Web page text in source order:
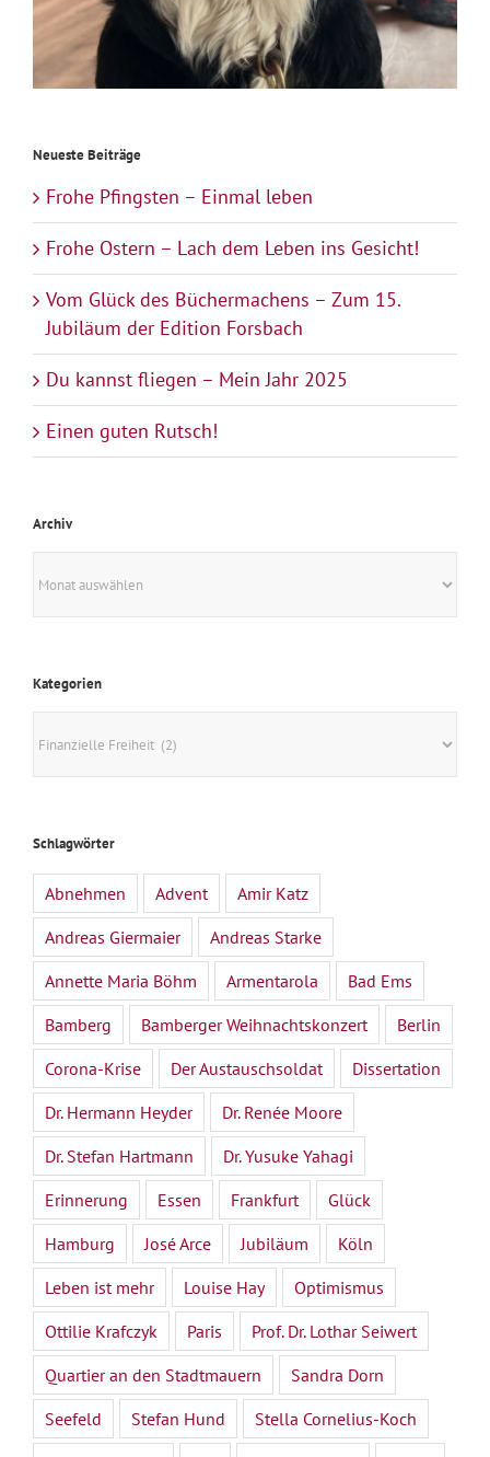
Neueste Beiträge
Frohe Pfingsten – Einmal leben
Frohe Ostern – Lach dem Leben ins Gesicht!
Vom Glück des Büchermachens – Zum 15.
Jubiläum der Edition Forsbach
Du kannst fliegen – Mein Jahr 2025
Einen guten Rutsch!
Archiv
Kategorien
Schlagwörter
Abnehmen Advent
Amir Katz
Andreas Giermaier
Andreas Starke
Annette Maria Böhm
Armentarola
Bad Ems
Bamberg
Bamberger Weihnachtskonzert
Berlin
Corona-Krise
Der Austauschsoldat
Dissertation
Dr. Hermann Heyder
Dr. Renée Moore
Dr. Stefan Hartmann
Dr. Yusuke Yahagi
Erinnerung
Essen Frankfurt
Glück
Hamburg
José Arce Jubiläum
Köln
Leben ist mehr
Louise Hay
Optimismus
Ottilie Krafczyk
Paris
Prof. Dr. Lothar Seiwert
Quartier an den Stadtmauern
Sandra Dorn
Seefeld
Stefan Hund
Stella Cornelius-Koch